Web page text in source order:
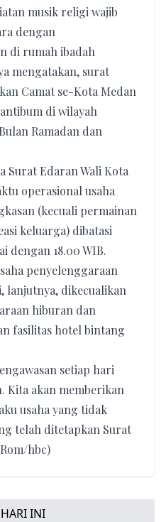
musik religi wajib
dengan
di rumah ibadah
mengatakan, surat
Camat se-Kota Medan
di wilayah
Ramadan dan
Surat Edaran Wali Kota
operasional usaha
(kecuali permainan
keluarga) dibatasi
dengan 18.00 WIB.
penyelenggaraan
lanjutnya, dikecualikan
hiburan dan
fasilitas hotel bintang
setiap hari
Kita akan memberikan
usaha yang tidak
telah ditetapkan Surat
hbc)
INI